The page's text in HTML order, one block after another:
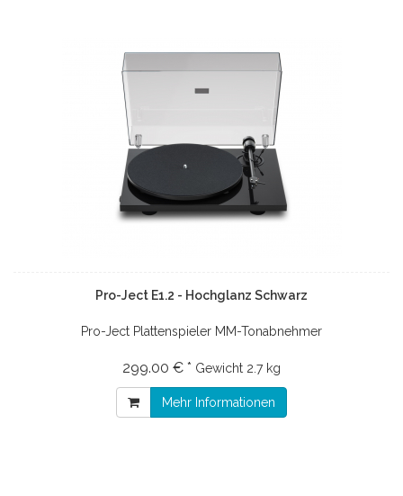
Pro-Ject E1.2 - Hochglanz Schwarz
Pro-Ject Plattenspieler MM-Tonabnehmer
299.00 € * Gewicht 2.7 kg
Mehr Informationen